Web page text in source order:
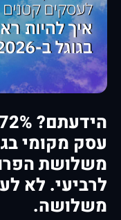
עסק מקומי
משלושת
לרביעי. לא
משלושה.